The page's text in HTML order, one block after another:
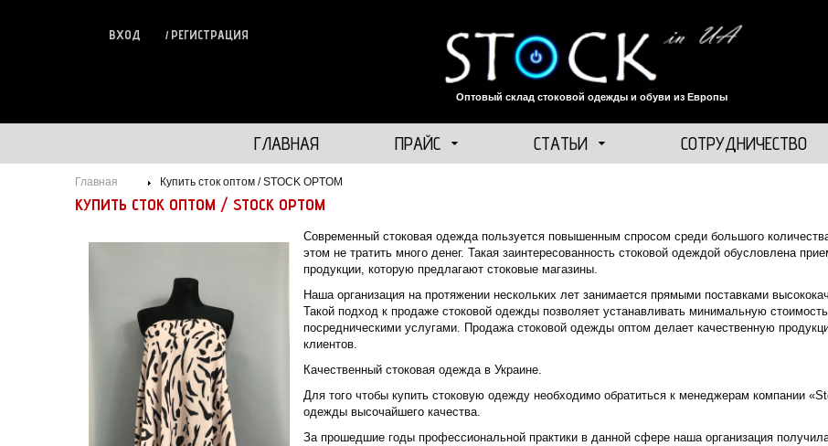
Оптовый склад стоковой одежды и обуви из Европы
ВХОД РЕГИСТРАЦИЯ
ГЛАВНАЯ ПРАЙС СТАТЬИ СОТРУДНИЧЕСТВО
Главная Купить сток оптом / STOCK OPTOM
КУПИТЬ СТОК ОПТОМ / STOCK OPTOM
​Современный стоковая одежда пользуется повышенным спросом среди большого
этом не тратить много денег. Такая заинтересованность стоковой одеждой обусловлена
продукции, которую предлагают стоковые магазины.
Наша организация на протяжении нескольких лет занимается прямыми поставками
Такой подход к продаже стоковой одежды позволяет устанавливать минимальную
посредническими услугами. Продажа стоковой одежды оптом делает качественную
клиентов.
Качественный стоковая одежда в Украине.
Для того чтобы купить стоковую одежду необходимо обратиться к менеджерам компании
одежды высочайшего качества.
За прошедшие годы профессиональной практики в данной сфере наша организация